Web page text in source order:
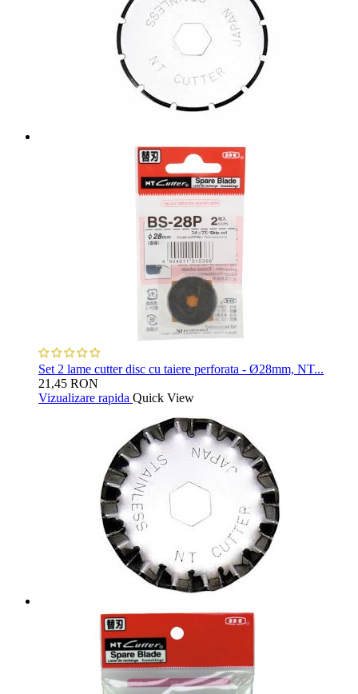
Set 2 lame cutter disc cu taiere perforata - Ø28mm, NT...
21,45 RON
Vizualizare rapida Quick View